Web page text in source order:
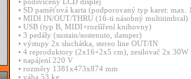
• SD paměťová karta (podporovaný typ karet: max.
• MIDI IN/OUT/THRU (16-ti násobný multitimbral)
• USB (typ B, MIDI+rozšíření knihovny)
• 3 pedály (sustain/sostenuto, damper)
• výstupy 2x sluchátka, stereo line OUT/IN
• 4 reproduktory (2x16+2x5 cm), zesilovač 2x 30W
• napájení 220 V
• rozměry 1381x473x874 mm
• váha 53 kg